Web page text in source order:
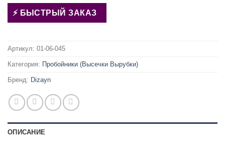
БЫСТРЫЙ ЗАКАЗ
Артикул: 01-06-045
Категория: Пробойники (Высечки Вырубки)
Бренд: Dizayn
ОПИСАНИЕ